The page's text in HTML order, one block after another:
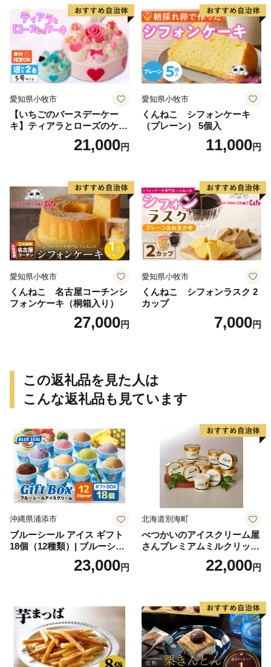
デコレーションケーキ ホー
ルケーキ
愛知県小牧市
【いちごのバースデーケー
キ】ティアラとローズのケー
キ スイーツ デザート 洋菓
子 お取り寄せ 愛知県 小牧市
レーション ホールケーキ 日
時指定可
21,000円
愛知県小牧市
くんねこ シフォンケーキ
（プレーン） 5個入
11,000円
愛知県小牧市
くんねこ 名古屋コーチンシ
フォンケーキ（桐箱入り）
27,000円
愛知県小牧市
くんねこ シフォンラスク 2
カップ
7,000円
この返礼品を見た人は
こんな返礼品も見ています
沖縄県浦添市
ブルーシール アイス ギフト
18個（12種類）| ブルーシー
ルアイス ブルーシールアイ
スクリーム 着日指定可能 送
誕生日 カップ 詰め合わせ バ
ラエティ | バニラ チョコレー
ト ストロベリー ピスタチオ
バニラ＆クッキー ウベ 沖縄
紅イモ 塩ちんすこう 沖縄シ
ークヮーサー 沖縄黒糖 琉球
23,000円
北海道別海町
べつかいのアイスクリーム屋
さんプレミアムミルクリッチ
12個（AP-01）（ 北海道アイ
ス 北海道産アイス アイス ア
道産アイス 道産アイスクリ
ーム ギフト 詰合せ 詰め合わ
せ ふるさと納税 ）
22,000円